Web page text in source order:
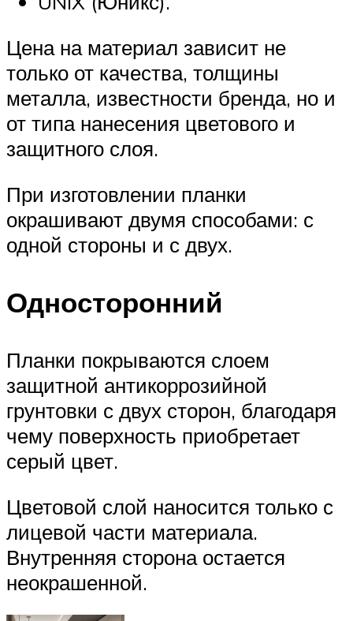
Цена на материал зависит не
только от качества, толщины
металла, известности бренда, но и
от типа нанесения цветового и
защитного слоя.
При изготовлении планки
окрашивают двумя способами: с
одной стороны и с двух.
Односторонний
Планки покрываются слоем
защитной антикоррозийной
грунтовки с двух сторон, благодаря
чему поверхность приобретает
серый цвет.
Цветовой слой наносится только с
лицевой части материала.
Внутренняя сторона остается
неокрашенной.